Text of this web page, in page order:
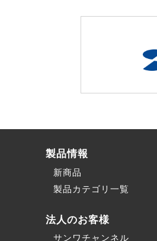
製品情報
新商品
製品カテゴリ一覧
法人のお客様
サンワチャンネル